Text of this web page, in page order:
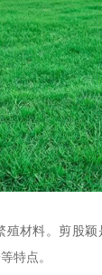
殖材料。剪股
特点。